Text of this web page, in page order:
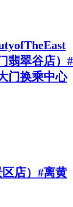
翡翠谷店）#
门换乘中心
店）#离黄